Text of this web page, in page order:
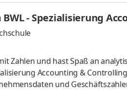
Aufnahmeprüfung startenDu
Studienberatung, Study
- Spezialisierung
Zahlen und hast Spaß an
Accounting &
und